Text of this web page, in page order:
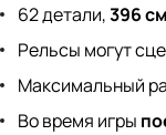
62 детали,396 см
Рельсы могут
Максимальный
Во время игры